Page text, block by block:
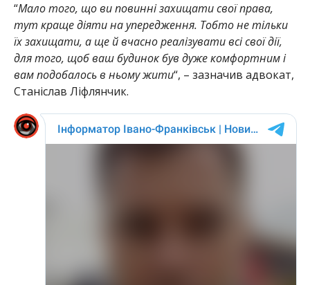
“Мало того, що ви повинні захищати свої права,
тут краще діяти на упередження. Тобто не тільки
їх захищати, а ще й вчасно реалізувати всі свої дії,
для того, щоб ваш будинок був дуже комфортним і
вам подобалось в ньому жити“, – зазначив адвокат,
Станіслав Ліфлянчик.